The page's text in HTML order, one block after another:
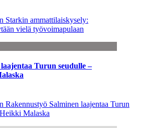
Starkin ammattilaiskysely:
vielä työvoimapulaan
Turun seudulle –
Rakennustyö Salminen laajentaa Turun
Malaska